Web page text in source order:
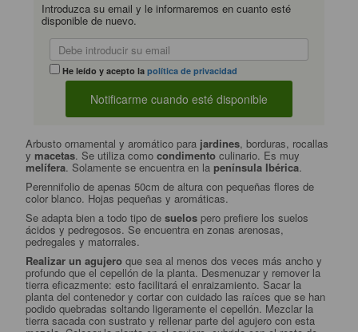
Introduzca su email y le informaremos en cuanto esté
disponible de nuevo.
He leído y acepto lapolítica de privacidad
Arbusto ornamental y aromático para jardines, borduras, rocallas
ymacetas. Se utiliza comocondimento culinario. Es muy
melífera. Solamente se encuentra en lapenínsula Ibérica.
Perennifolio de apenas 50cm de altura con pequeñas flores de
color blanco. Hojas pequeñas y aromáticas.
Se adapta bien a todo tipo desuelos pero prefiere los suelos
ácidos y pedregosos. Se encuentra en zonas arenosas,
pedregales y matorrales.
Realizar un agujero que sea al menos dos veces más ancho y
profundo que el cepellón de la planta. Desmenuzar y remover la
tierra eficazmente: esto facilitará el enraizamiento. Sacar la
planta del contenedor y cortar con cuidado las raíces que se han
podido quebradas soltando ligeramente el cepellón. Mezclar la
tierra sacada con sustrato y rellenar parte del agujero con esta